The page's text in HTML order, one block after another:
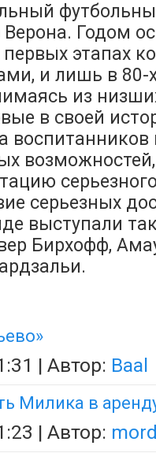
Верона. Годом
этапах
и лишь в 80-
из
в своей
воспитанников
серьезных
выступали
Бирхофф,
| Автор: Baal
Милика в
| Автор: